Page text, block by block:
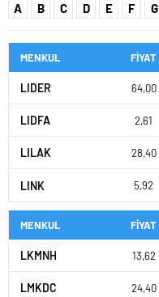
A B C D E F G
MENKUL FİYAT
LIDER 64,00
LIDFA 2,61
LILAK 28,40
LINK 5,92
MENKUL FİYAT
LKMNH 13,62
LMKDC 24,40